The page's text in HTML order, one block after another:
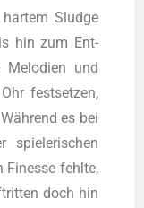
Sludge
hin zum Ent­
Melo­dien und
fest­set­zen,
es bei
spie­le­ri­schen
Fines­se fehl­te,
doch hin